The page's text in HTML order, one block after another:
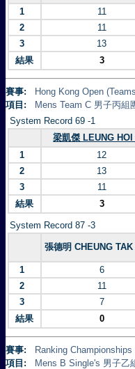
1
11
2
11
3
13
結果
3
賽事:
Hong Kong Open
項目:
Mens Team C 男子丙組
System Record 69 -1
梁凱傑 LEUNG
1
12
2
13
3
11
結果
3
System Record 87 -3
張德明 CHEUNG
1
6
2
11
3
7
結果
0
賽事:
Ranking
項目:
Mens B Single's 男子乙